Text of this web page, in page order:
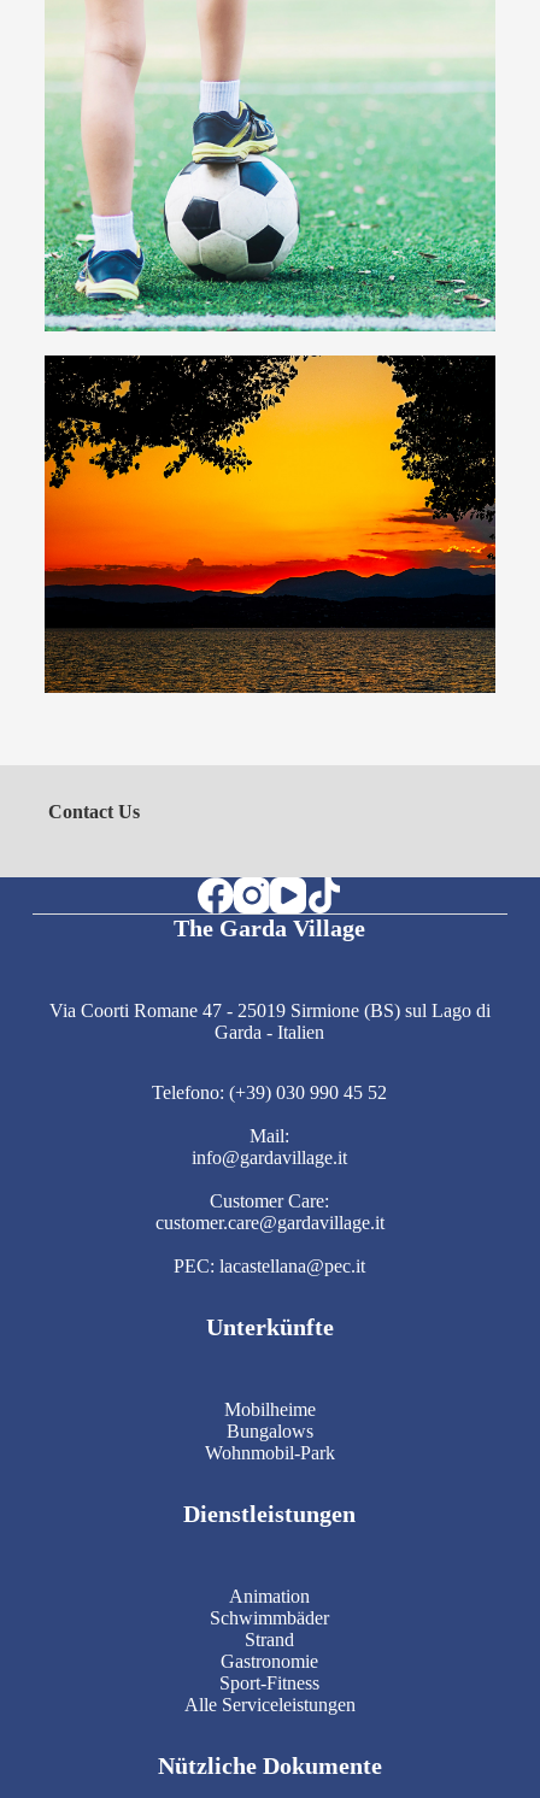
Sport & Fitness
Plätze für Fußball, Kleinfeld-Fußball,
Beachvolleyball, Tennis, Basketball... auch wer den
Sport liebt, kommt hier auf seine Kosten!
Mehr zu den Möglichkeiten
Strand
Sonnenuntergänge, Sport und
Entspannung
Contact Us
The Garda Village
Via Coorti Romane 47 - 25019 Sirmione (BS) sul Lago di
Garda - Italien
Telefono: (+39) 030 990 45 52
Mail:
info@gardavillage.it
Customer Care:
customer.care@gardavillage.it
PEC: lacastellana@pec.it
Unterkünfte
Mobilheime
Bungalows
Wohnmobil-Park
Dienstleistungen
Animation
Schwimmbäder
Strand
Gastronomie
Sport-Fitness
Alle Serviceleistungen
Nützliche Dokumente